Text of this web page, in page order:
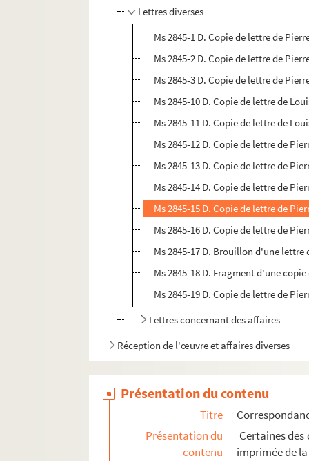
Lettres diverses
Ms 2845-1 D. Copie de lettre de
Ms 2845-2 D. Copie de lettre de
Ms 2845-3 D. Copie de lettre de
Ms 2845-10 D. Copie de lettre de
Ms 2845-11 D. Copie de lettre de
Ms 2845-12 D. Copie de lettre de
Ms 2845-13 D. Copie de lettre de
Ms 2845-14 D. Copie de lettre de
Ms 2845-15 D. Copie de lettre de
Ms 2845-16 D. Copie de lettre de
Ms 2845-17 D. Brouillon d'une
Ms 2845-18 D. Fragment d'une
Ms 2845-19 D. Copie de lettre de
Lettres concernant des affaires
Réception de l'œuvre et affaires diverses
Présentation du contenu
Titre
Présentation du
contenu
Certaines
imprimée de